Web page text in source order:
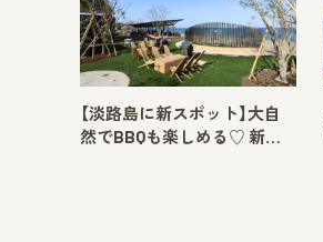
【淡路島に新スポット】大自
然でBBQも楽しめる♡ 新…